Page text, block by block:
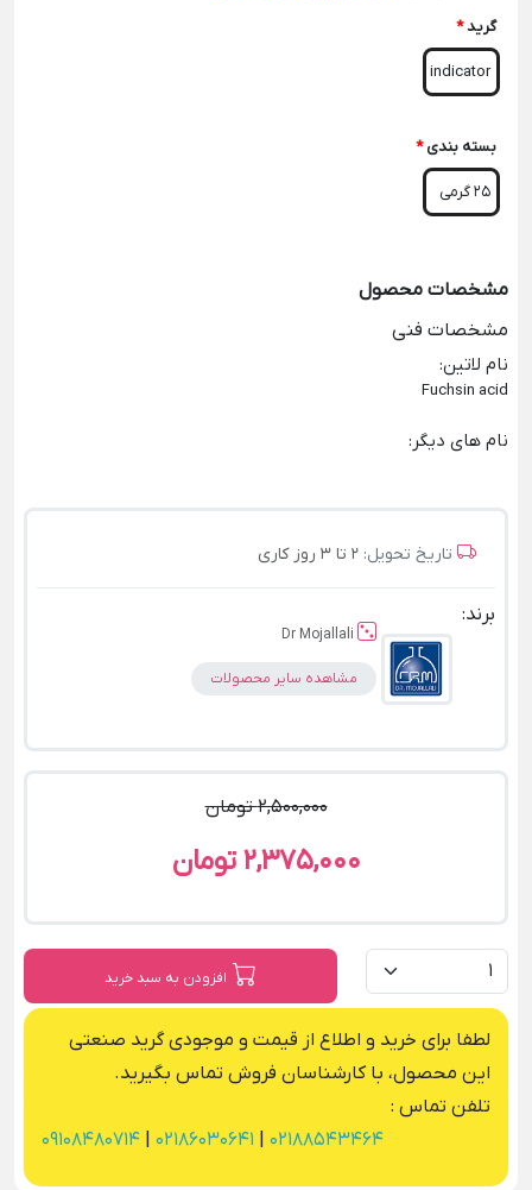
گرید*
indicator
بسته بندی *
25 گرمی
مشخصات محصول
مشخصات فنی
نام لاتین:
Fuchsin acid
نام های دیگر :
تاریخ تحویل: 2 تا 3 روز کاری
برند:
Dr Mojallali
مشاهده سایر محصولات
2,500,000 تومان
2,375,000 تومان
افزودن به سبد خرید
لطفا برای خرید و اطلاع از قیمت و موجودی گرید صنعتی
این محصول، با کارشناسان فروش تماس بگیرید.
تلفن تماس :
02188543464
02186030641
09108480714